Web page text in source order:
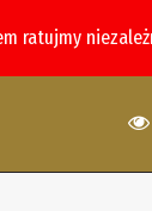
ratujmy